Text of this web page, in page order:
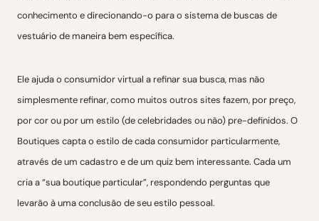
conhecimento e direcionando-o para o sistema de buscas de
vestuário de maneira bem específica.
Ele ajuda o consumidor virtual a refinar sua busca, mas não
simplesmente refinar, como muitos outros sites fazem, por preço,
por cor ou por um estilo (de celebridades ou não) pre-definidos. O
Boutiques capta o estilo de cada consumidor particularmente,
através de um cadastro e de um quiz bem interessante. Cada um
cria a “sua boutique particular”, respondendo perguntas que
levarão à uma conclusão de seu estilo pessoal.